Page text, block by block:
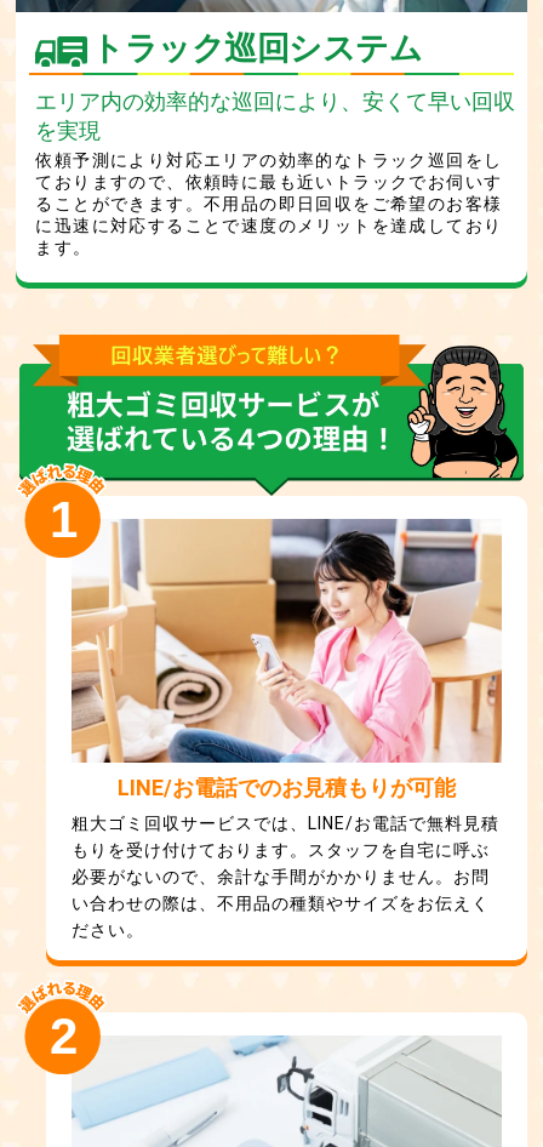
トラック巡回システム
エリア内の効率的な巡回により、安くて早い回収
を実現
依頼予測により対応エリアの効率的なトラック巡回をし
ておりますので、依頼時に最も近いトラックでお伺いす
ることができます。不用品の即日回収をご希望のお客様
に迅速に対応することで速度のメリットを達成しており
ます。
LINE/お電話でのお見積もりが可能
粗大ゴミ回収サービスでは、LINE/お電話で無料見積
もりを受け付けております。スタッフを自宅に呼ぶ
必要がないので、余計な手間がかかりません。お問
い合わせの際は、不用品の種類やサイズをお伝えく
ださい。
1
2